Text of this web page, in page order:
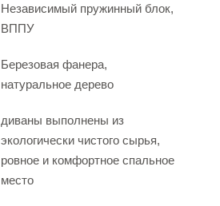
Независимый пружинный блок,
ВППУ
Березовая фанера,
натуральное дерево
диваны выполнены из
экологически чистого сырья,
ровное и комфортное спальное
место